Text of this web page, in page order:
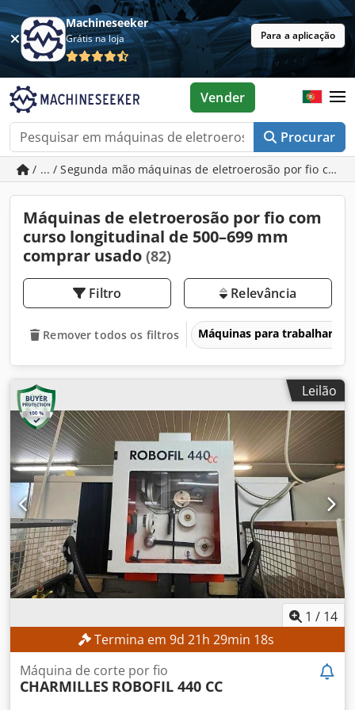
Machineseeker
Grátis na loja Para a aplicação
Procurar
Vender
/ ... / Segunda mão máquinas de eletroerosão por fio com
Máquinas de eletroerosão por fio com
curso longitudinal de 500–699 mm
comprar usado (82)
Filtro Relevância
Remover todos os filtros Máquinas para trabalhar
Leilão
1 / 14
Termina em 9d 21h 29min 15s
Máquina de corte por fio
CHARMILLES ROBOFIL 440 CC